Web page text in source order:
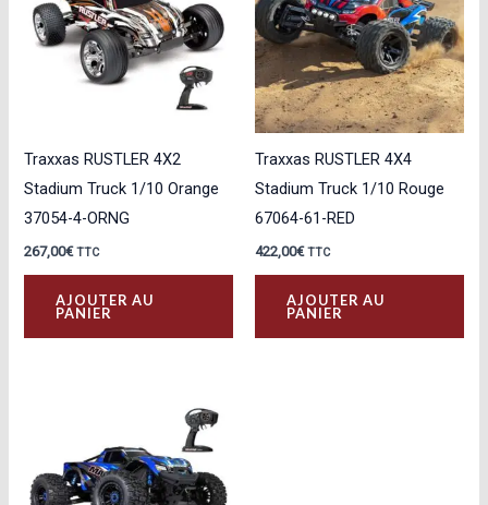
Traxxas RUSTLER 4X2
Stadium Truck 1/10 Orange
37054-4-ORNG
267,00€ TTC
AJOUTER AU
PANIER
Traxxas RUSTLER 4X4
Stadium Truck 1/10 Rouge
67064-61-RED
422,00€ TTC
AJOUTER AU
PANIER